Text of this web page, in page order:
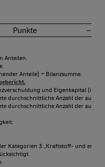
Punkte –
Anteilen.
Anteile) ÷ Bilanzsumme.
und Eigenkapital
durchschnittliche Anzahl der
durchschnittliche Anzahl der
Kategorien 3 „Kraftstoff- und